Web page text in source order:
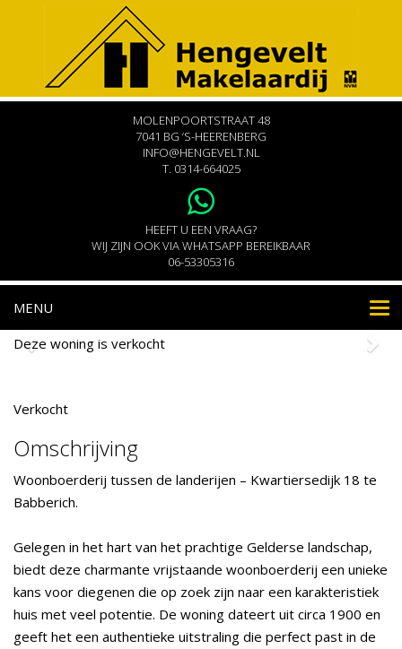
MOLENPOORTSTRAAT 48
7041 BG ‘S-HEERENBERG
INFO@HENGEVELT.NL
T. 0314-664025
HEEFT U EEN VRAAG?
WIJ ZIJN OOK VIA WHATSAPP BEREIKBAAR
06-53305316
MENU
Deze woning is verkocht
Verkocht
Omschrijving
Woonboerderij tussen de landerijen – Kwartiersedijk 18 te
Babberich.
Gelegen in het hart van het prachtige Gelderse landschap,
biedt deze charmante vrijstaande woonboerderij een unieke
kans voor diegenen die op zoek zijn naar een karakteristiek
huis met veel potentie. De woning dateert uit circa 1900 en
geeft het een authentieke uitstraling die perfect past in de